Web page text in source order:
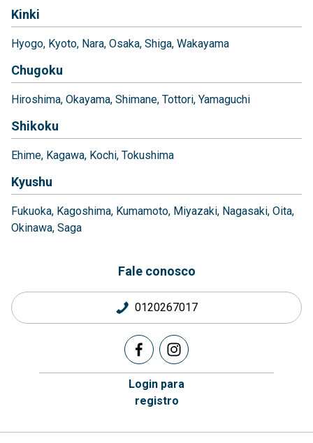
Kinki
Hyogo Kyoto Nara Osaka Shiga Wakayama
Chugoku
Hiroshima Okayama Shimane Tottori Yamaguchi
Shikoku
Ehime Kagawa Kochi Tokushima
Kyushu
Fukuoka Kagoshima Kumamoto Miyazaki Nagasaki Oita
Okinawa Saga
Fale conosco
0120267017
Login para
registro